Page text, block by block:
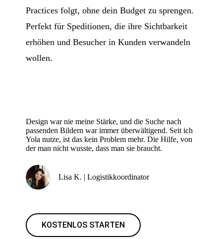
Practices folgt, ohne dein Budget zu sprengen.
Perfekt für Speditionen, die ihre Sichtbarkeit
erhöhen und Besucher in Kunden verwandeln
wollen.
Design war nie meine Stärke, und die Suche nach
passenden Bildern war immer überwältigend. Seit ich
Yola nutze, ist das kein Problem mehr. Die Hilfe, von
der man nicht wusste, dass man sie braucht.
Lisa K. | Logistikkoordinator
KOSTENLOS STARTEN